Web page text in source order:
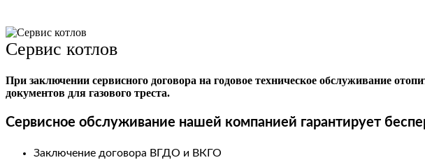
Сервис котлов
При заключении сервисного договора на годовое техническое обслуживание
документов для газового треста.
Сервисное обслуживание нашей компанией гарантирует
Заключение договора ВГДО и ВКГО